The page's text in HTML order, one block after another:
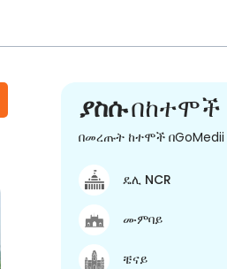
ያስሱበከተሞች
በመረጡት ከተሞች
ዴሊ NCR
ሙምባይ
ቼናይ